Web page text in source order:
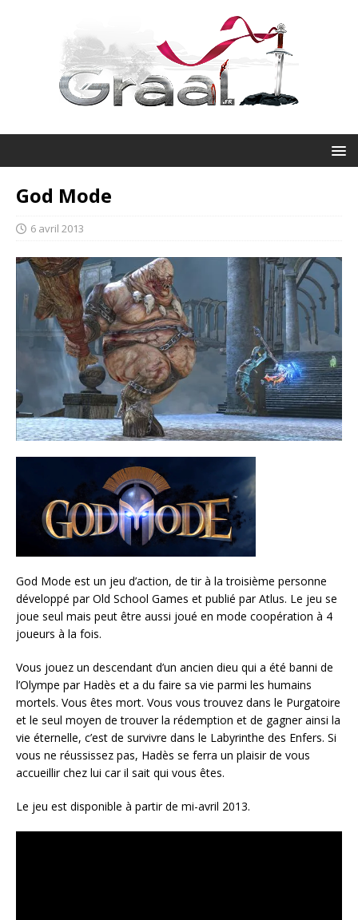
God Mode
6 avril 2013
God Mode est un jeu d’action, de tir à la troisième personne
développé par Old School Games et publié par Atlus. Le jeu se
joue seul mais peut être aussi joué en mode coopération à 4
joueurs à la fois.
Vous jouez un descendant d’un ancien dieu qui a été banni de
l’Olympe par Hadès et a du faire sa vie parmi les humains
mortels. Vous êtes mort. Vous vous trouvez dans le Purgatoire
et le seul moyen de trouver la rédemption et de gagner ainsi la
vie éternelle, c’est de survivre dans le Labyrinthe des Enfers. Si
vous ne réussissez pas, Hadès se ferra un plaisir de vous
accueillir chez lui car il sait qui vous êtes.
Le jeu est disponible à partir de mi-avril 2013.